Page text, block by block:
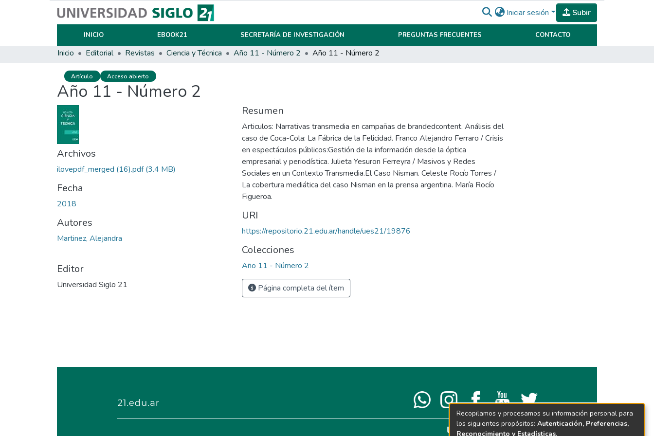
Iniciar sesión Subir
INICIO EBOOK21 SECRETARÍA DE INVESTIGACIÓN PREGUNTAS FRECUENTES CONTACTO
Inicio Editorial Revistas Ciencia y Técnica Año 11 - Número 2 Año 11 - Número 2
Artículo Acceso abierto
Año 11 - Número 2
Archivos
ilovepdf_merged (16).pdf(3.4 MB)
Fecha
2018
Autores
Martinez, Alejandra
Editor
Universidad Siglo 21
Resumen
Articulos: Narrativas transmedia en campañas de brandedcontent. Análisis del
caso de Coca-Cola: La Fábrica de la Felicidad. Franco Alejandro Ferraro / Crisis
en espectáculos públicos:Gestión de la información desde la óptica
empresarial y periodística. Julieta Yesuron Ferreyra / Masivos y Redes
Sociales en un Contexto Transmedia.El Caso Nisman. Celeste Rocío Torres /
La cobertura mediática del caso Nisman en la prensa argentina. María Rocío
Figueroa.
URI
https://repositorio.21.edu.ar/handle/ues21/19876
Colecciones
Año 11 - Número 2
Página completa del ítem
Recopilamos y procesamos su información personal para
los siguientes propósitos: Autenticación, Preferencias,
Reconocimiento y Estadísticas.